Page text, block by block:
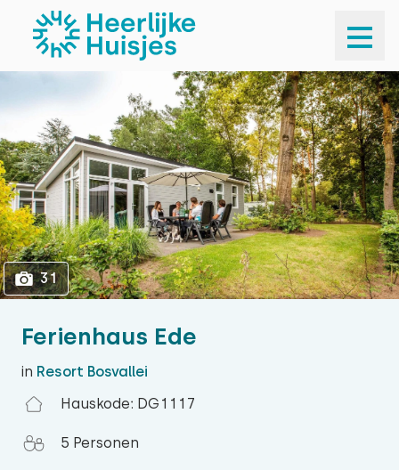
1
Ferienhaus Ede
in Resort Bosvallei
Hauskode: DG1117
5 Personen
31